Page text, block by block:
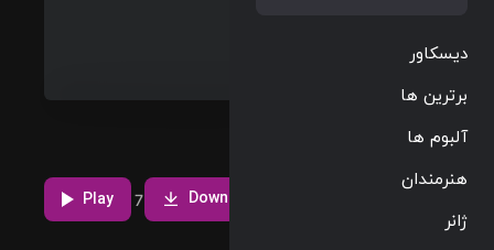
دیسکاور
برترین ها
آلبوم ها
هنرمندان
ژانر
2010/04/07
پخش و دانلود
آهنگ
Congratulation
s، نهمین ترک از
Congratulation
Play 7 Download